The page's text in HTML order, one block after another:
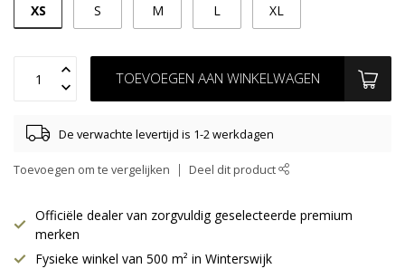
XS S M L XL
TOEVOEGEN AAN WINKELWAGEN
De verwachte levertijd is 1-2 werkdagen
Toevoegen om te vergelijken Deel dit product
Officiële dealer van zorgvuldig geselecteerde premium
merken
Fysieke winkel van 500 m² in Winterswijk